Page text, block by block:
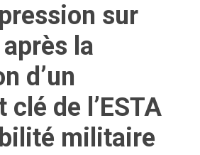
sur
la
d’un
de l’ESTA
militaire